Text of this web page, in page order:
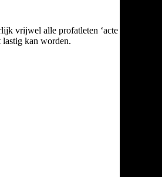
vrijwel alle profatleten ‘acte de
lastig kan worden.